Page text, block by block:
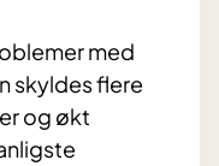
med
skyldes flere
og økt